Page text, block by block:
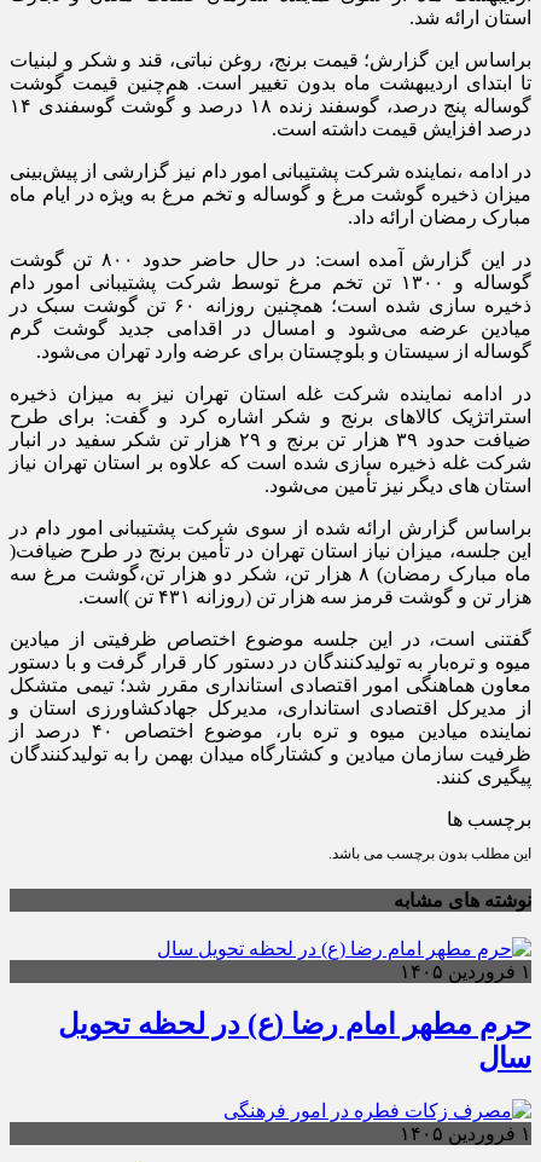
استان ارائه شد.
براساس این گزارش؛ قیمت برنج، روغن نباتی، قند و شکر و لبنیات
تا ابتدای اردیبهشت ماه بدون تغییر است. هم‌چنین قیمت گوشت
گوساله پنج درصد، گوسفند زنده ۱۸ درصد و گوشت گوسفندی ۱۴
درصد افزایش قیمت داشته است.
در ادامه ،نماینده شرکت پشتیبانی امور دام نیز گزارشی از پیش‌بینی
میزان ذخیره گوشت مرغ و گوساله و تخم مرغ به ویژه در ایام ماه
مبارک رمضان ارائه داد.
در این گزارش آمده است: در حال حاضر حدود ۸۰۰ تن گوشت
گوساله و ۱۳۰۰ تن تخم مرغ توسط شرکت پشتیبانی امور دام
ذخیره سازی شده است؛ همچنین روزانه ۶۰ تن گوشت سبک در
میادین عرضه می‌شود و امسال در اقدامی جدید گوشت گرم
گوساله از سیستان و بلوچستان برای عرضه وارد تهران می‌شود.
در ادامه نماینده شرکت غله استان تهران نیز به میزان ذخیره
استراتژیک کالاهای برنج و شکر اشاره کرد و گفت: برای طرح
ضیافت حدود ۳۹ هزار تن برنج و ۲۹ هزار تن شکر سفید در انبار
شرکت غله ذخیره سازی شده است که علاوه بر استان تهران نیاز
استان های دیگر نیز تأمین می‌شود.
براساس گزارش ارائه شده از سوی شرکت پشتیبانی امور دام در
این جلسه، میزان نیاز استان تهران در تأمین برنج در طرح ضیافت(
ماه مبارک رمضان) ۸ هزار تن، شکر دو هزار تن،گوشت مرغ سه
هزار تن و گوشت قرمز سه هزار تن (روزانه ۴۳۱ تن )است.
گفتنی است، در این جلسه موضوع اختصاص ظرفیتی از میادین
میوه و تره‌بار به تولیدکنندگان در دستور کار قرار گرفت و با دستور
معاون هماهنگی امور اقتصادی استانداری مقرر شد؛ تیمی متشکل
از مدیرکل اقتصادی استانداری، مدیرکل جهادکشاورزی استان و
نماینده میادین میوه و تره بار، موضوع اختصاص ۴۰ درصد از
ظرفیت سازمان میادین و کشتارگاه میدان بهمن را به تولیدکنندگان
پیگیری کنند.
برچسب ها
این مطلب بدون برچسب می باشد.
نوشته های مشابه
۱ فروردین ۱۴۰۵
حرم مطهر امام رضا (ع) در لحظه تحویل
سال
۱ فروردین ۱۴۰۵